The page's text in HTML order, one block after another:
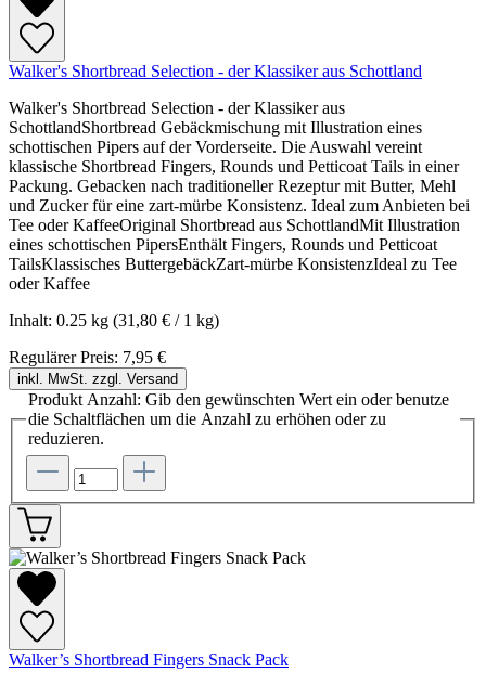
Walker's Shortbread Selection - der Klassiker aus Schottland
Walker's Shortbread Selection - der Klassiker aus
SchottlandShortbread Gebäckmischung mit Illustration eines
schottischen Pipers auf der Vorderseite. Die Auswahl vereint
klassische Shortbread Fingers, Rounds und Petticoat Tails in einer
Packung. Gebacken nach traditioneller Rezeptur mit Butter, Mehl
und Zucker für eine zart-mürbe Konsistenz. Ideal zum Anbieten bei
Tee oder KaffeeOriginal Shortbread aus SchottlandMit Illustration
eines schottischen PipersEnthält Fingers, Rounds und Petticoat
TailsKlassisches ButtergebäckZart-mürbe KonsistenzIdeal zu Tee
oder Kaffee
Inhalt: 0.25 kg (31,80 € / 1 kg)
Regulärer Preis: 7,95 €
inkl. MwSt. zzgl. Versand
Produkt Anzahl: Gib den gewünschten Wert ein oder benutze
die Schaltflächen um die Anzahl zu erhöhen oder zu
reduzieren.
Walker’s Shortbread Fingers Snack Pack